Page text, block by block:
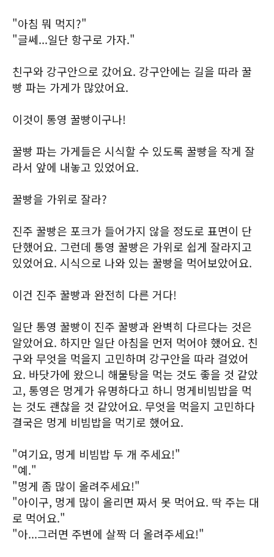
"아침 뭐 먹지?"
"글쎄...일단 항구로 가자."
친구와 강구안으로 갔어요. 강구안에는 길을 따라 꿀
빵 파는 가게가 많았어요.
이것이 통영 꿀빵이구나!
꿀빵 파는 가게들은 시식할 수 있도록 꿀빵을 작게 잘
라서 앞에 내놓고 있었어요.
꿀빵을 가위로 잘라?
진주 꿀빵은 포크가 들어가지 않을 정도로 표면이 단
단했어요. 그런데 통영 꿀빵은 가위로 쉽게 잘라지고
있었어요. 시식으로 나와 있는 꿀빵을 먹어보았어요.
이건 진주 꿀빵과 완전히 다른 거다!
일단 통영 꿀빵이 진주 꿀빵과 완벽히 다르다는 것은
알았어요. 하지만 일단 아침을 먼저 먹어야 했어요. 친
구와 무엇을 먹을지 고민하며 강구안을 따라 걸었어
요. 바닷가에 왔으니 해물탕을 먹는 것도 좋을 것 같았
고, 통영은 멍게가 유명하다고 하니 멍게비빔밥을 먹
는 것도 괜찮을 것 같았어요. 무엇을 먹을지 고민하다
결국은 멍게 비빔밥을 먹기로 했어요.
"여기요, 멍게 비빔밥 두 개 주세요!"
"예."
"멍게 좀 많이 올려주세요!"
"아이구, 멍게 많이 올리면 짜서 못 먹어요. 딱 주는 대
로 먹어요."
"아...그러면 주변에 살짝 더 올려주세요!"